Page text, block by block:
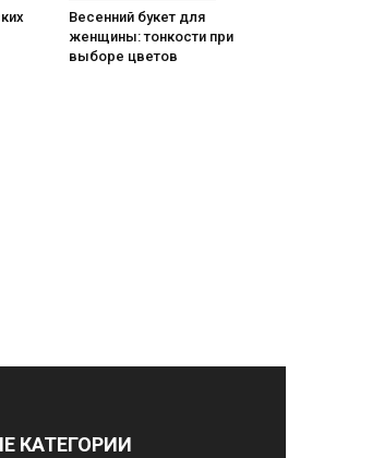
Весенний букет для
женщины: тонкости при
выборе цветов
КАТЕГОРИИ